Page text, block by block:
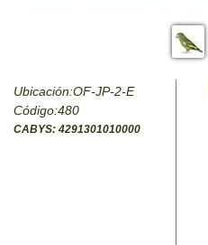
Ubicación:OF-JP-2-E
Código:480
CABYS: 4291301010000